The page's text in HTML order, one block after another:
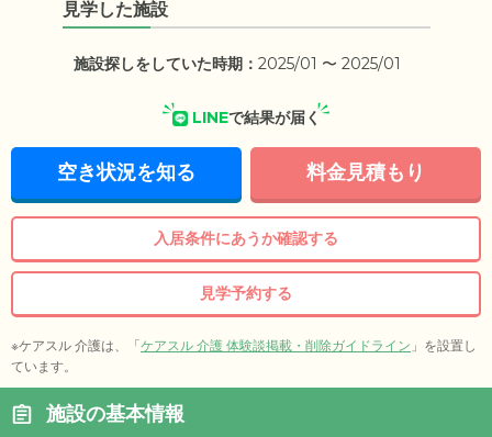
見学した施設
施設探しをしていた時期： 2025/01 〜 2025/01
LINEで結果が届く
空き状況を知る 料金見積もり
入居条件にあうか確認する
見学予約する
※ケアスル 介護は、「ケアスル 介護 体験談掲載・削除ガイドライン 」を設置し
ています。
施設の基本情報